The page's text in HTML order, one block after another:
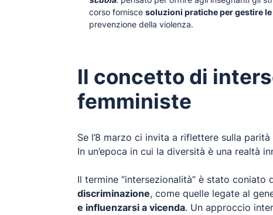
corso fornisce soluzioni pratiche per gestire
prevenzione della violenza.
Il concetto di
femministe
Se l’8 marzo ci invita a riflettere sulla
In un’epoca in cui la diversità è una realtà
Il termine “intersezionalità” è stato coniato
discriminazione, come quelle legate al
e influenzarsi a vicenda. Un approccio